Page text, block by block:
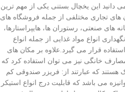
دانید این یخچال بستنی یکی از مهم ترین
های تجاری مختلفی از جمله فروشگاه های
های صنعتی، رستوران ها، هایپراستارها،
انواع مواد غذایی از جمله انواع
قرار می گیرد.علاوه بر مکان های
خانگی نیز می توان استفاده کرد که
که عبارتند از: فریزر صندوقی کم
می باشد که قابلیت درج انواع استیکر